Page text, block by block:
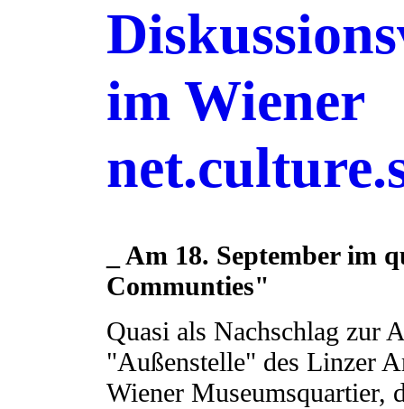
im Wiener
_ Am 18. September
Communties"
Quasi als Nachschlag zur
"Außenstelle" des Linzer
Wiener Museumsquartier,